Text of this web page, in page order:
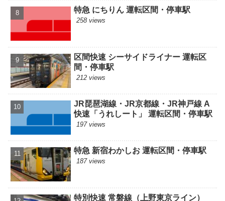
特急 にちりん 運転区間・停車駅
258 views
区間快速 シーサイドライナー 運転区
間・停車駅
212 views
JR琵琶湖線・JR京都線・JR神戸線 A
快速「うれしート」 運転区間・停車駅
197 views
特急 新宿わかしお 運転区間・停車駅
187 views
特別快速 常磐線（上野東京ライン）